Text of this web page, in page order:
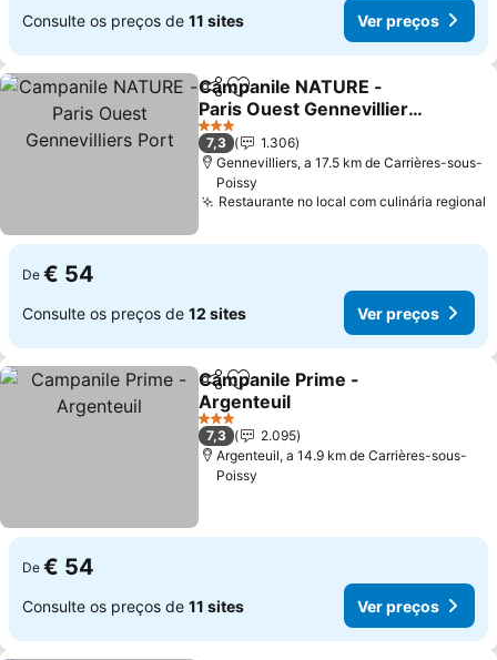
Consulte os preços de 11 sites Ver preços
PartilharAdicionar aos favoritos
Campanile NATURE -
Paris Ouest Gennevilliers
Port
3 Estrelas
7,3
1.306
Gennevilliers, a 17.5 km de Carrières-sous-
Poissy
Restaurante no local com culinária regional
De € 54
Consulte os preços de 12 sites Ver preços
PartilharAdicionar aos favoritos
Campanile Prime -
Argenteuil
3 Estrelas
7,3
2.095
Argenteuil, a 14.9 km de Carrières-sous-
Poissy
De € 54
Consulte os preços de 11 sites Ver preços